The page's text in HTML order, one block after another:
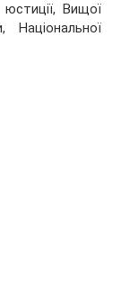
Вищої
Національної